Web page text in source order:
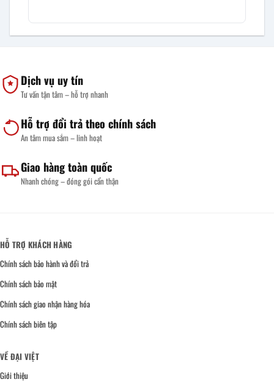
Dịch vụ uy tín
Tư vấn tận tâm – hỗ trợ nhanh
Hỗ trợ đổi trả theo chính sách
An tâm mua sắm – linh hoạt
Giao hàng toàn quốc
Nhanh chóng – đóng gói cẩn thận
HỖ TRỢ KHÁCH HÀNG
Chính sách bảo hành và đổi trả
Chính sách bảo mật
Chính sách giao nhận hàng hóa
Chính sách biên tập
VỀ ĐẠI VIỆT
Giới thiệu